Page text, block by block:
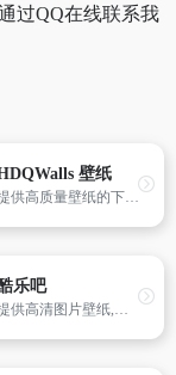
过QQ在线联系我
壁纸
提供高质量壁纸的下载网站，支持 4K 和 8K 图片分辨率免费下载
乐吧
提供高清图片壁纸,电脑桌面,安卓壁纸,手机图片,手机开机动画,手机壁纸,宽屏壁纸,动漫壁纸,卡通壁纸,电脑壁纸,美女壁纸,风景壁纸,壁纸下载,手机主题等等精彩内容